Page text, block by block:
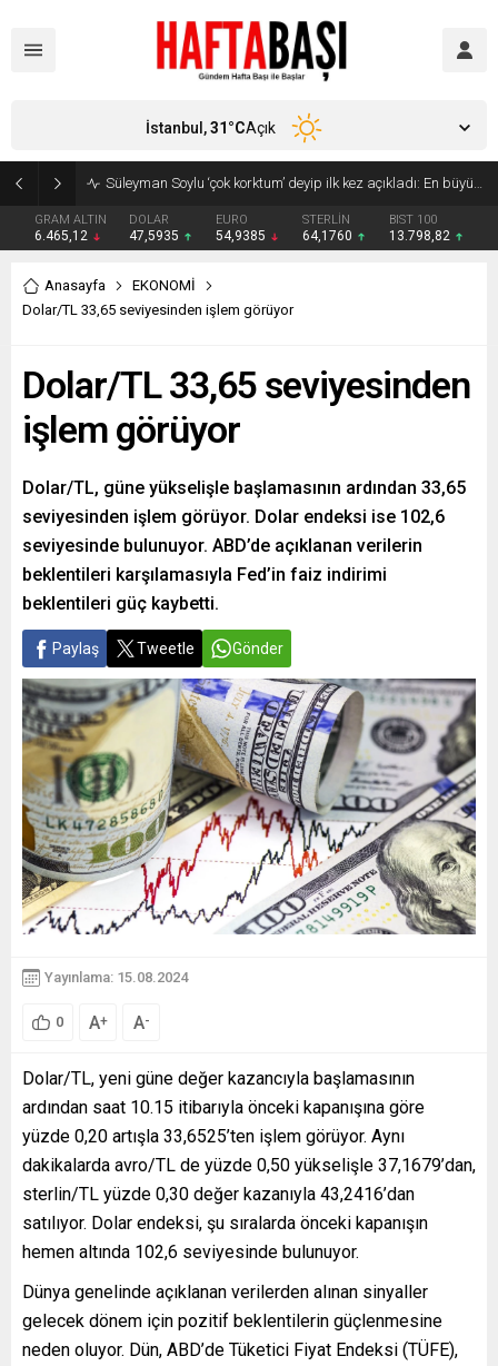
Süleyman Soylu ‘çok korktum’ deyip ilk kez açıkladı: En büyük tehdit dışarısıdır!
GRAM ALTIN
6.465,12
DOLAR
47,5935
EURO
54,9385
STERLİN
64,1760
BIST 100
13.798,82
İstanbul,31°CAçık
Anasayfa
EKONOMİ
Dolar/TL 33,65 seviyesinden işlem görüyor
Dolar/TL 33,65 seviyesinden
işlem görüyor
Dolar/TL, güne yükselişle başlamasının ardından 33,65
seviyesinden işlem görüyor. Dolar endeksi ise 102,6
seviyesinde bulunuyor. ABD’de açıklanan verilerin
beklentileri karşılamasıyla Fed’in faiz indirimi
beklentileri güç kaybetti.
Paylaş Tweetle Gönder
Yayınlama: 15.08.2024
0 A+ A-
Dolar/TL, yeni güne değer kazancıyla başlamasının
ardından saat 10.15 itibarıyla önceki kapanışına göre
yüzde 0,20 artışla 33,6525’ten işlem görüyor. Aynı
dakikalarda avro/TL de yüzde 0,50 yükselişle 37,1679’dan,
sterlin/TL yüzde 0,30 değer kazanıyla 43,2416’dan
satılıyor. Dolar endeksi, şu sıralarda önceki kapanışın
hemen altında 102,6 seviyesinde bulunuyor.
Dünya genelinde açıklanan verilerden alınan sinyaller
gelecek dönem için pozitif beklentilerin güçlenmesine
neden oluyor. Dün, ABD’de Tüketici Fiyat Endeksi (TÜFE),